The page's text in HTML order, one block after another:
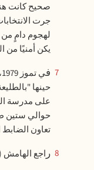
صحيح كانت
جرت
لهجوم دامٍ من
يكن أمنيًا من
7 في تموز 1979، قامت مجموعة من تنظيم ما عُرف
حينها
على مدرسة
حوالي ستين
تعاون
8
راجع الهامش